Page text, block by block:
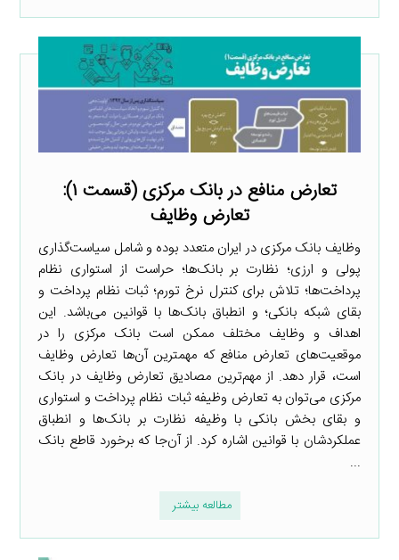
تعارض منافع در بانک مرکزی (قسمت ۱):
تعارض وظایف
وظایف بانک مرکزی در ایران متعدد بوده و شامل سیاست‌گذاری
پولی و ارزی؛ نظارت بر بانک‌ها؛ حراست از استواری نظام
پرداخت‌ها؛ تلاش برای کنترل نرخ تورم؛ ثبات نظام پرداخت و
بقای شبکه بانکی؛ و انطباق بانک‌ها با قوانین می‌باشد. این
اهداف و وظایف مختلف ممکن است بانک مرکزی را در
موقعیت‌های تعارض منافع که مهمترین آن‌ها تعارض وظایف
است، قرار دهد. از مهم‌ترین مصادیق تعارض وظایف در بانک
مرکزی می‌توان به تعارض وظیفه ثبات نظام پرداخت و استواری
و بقای بخش بانکی با وظیفه نظارت بر بانک‌ها و انطباق
عملکردشان با قوانین اشاره کرد. از آن‌جا که برخورد قاطع بانک
...
مطالعه بیشتر